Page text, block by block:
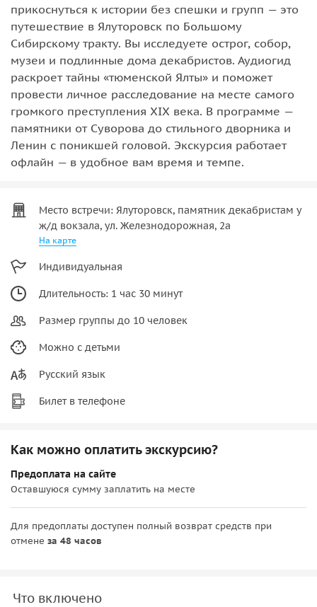
прикоснуться к истории без спешки и групп — это
путешествие в Ялуторовск по Большому
Сибирскому тракту. Вы исследуете острог, собор,
музеи и подлинные дома декабристов. Аудиогид
раскроет тайны «тюменской Ялты» и поможет
провести личное расследование на месте самого
громкого преступления XIX века. В программе —
памятники от Суворова до стильного дворника и
Ленин с поникшей головой. Экскурсия работает
офлайн — в удобное вам время и темпе.
Место встречи: Ялуторовск, памятник декабристам у
ж/д вокзала, ул. Железнодорожная, 2а
На карте
Индивидуальная
Длительность: 1 час 30 минут
Размер группы до 10 человек
Можно с детьми
Русский язык
Билет в телефоне
Как можно оплатить экскурсию?
Предоплата на сайте
Оставшуюся сумму заплатить на месте
Для предоплаты доступен полный возврат средств при
отмене за 48 часов
Что включено